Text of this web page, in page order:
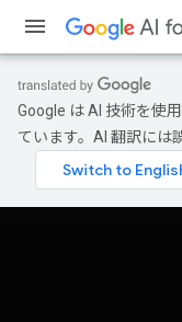
Google は AI 技術を使
ています。AI 翻訳には